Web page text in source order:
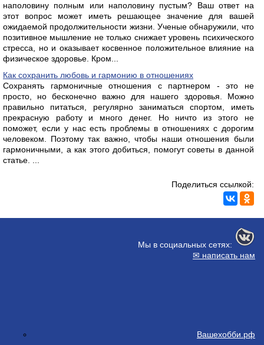
наполовину полным или наполовину пустым? Ваш ответ на
этот вопрос может иметь решающее значение для вашей
ожидаемой продолжительности жизни. Ученые обнаружили, что
позитивное мышление не только снижает уровень психического
стресса, но и оказывает косвенное положительное влияние на
физическое здоровье. Кром...
Как сохранить любовь и гармонию в отношениях
Сохранять гармоничные отношения с партнером - это не
просто, но бесконечно важно для нашего здоровья. Можно
правильно питаться, регулярно заниматься спортом, иметь
прекрасную работу и много денег. Но ничто из этого не
поможет, если у нас есть проблемы в отношениях с дорогим
человеком. Поэтому так важно, чтобы наши отношения были
гармоничными, а как этого добиться, помогут советы в данной
статье. ...
Поделиться ссылкой:
Мы в социальных сетях:
✉ написать нам
Вашехобби.рф